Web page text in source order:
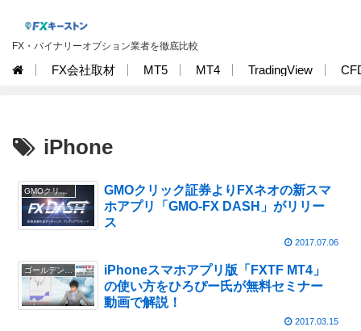
FX・バイナリーオプション業者を徹底比較
FX会社取材 MT5 MT4 TradingView
iPhone
GMOクリック証券
GMOクリック証券よりFXネオの新スマ
ホアプリ「GMO-FX DASH」がリリー
ス
2017.07.06
ゴールデンウェイ・ジャパン
iPhoneスマホアプリ版「FXTF MT4」
の使い方をひろぴー氏が無料セミナー
動画で解説！
2017.03.15